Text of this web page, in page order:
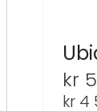
kr
kr 4